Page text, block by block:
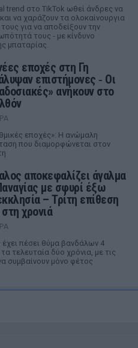
trend στο TikTok ωθεί άνδρες να
να χαράζουν τα ολοκαίνουργια
για να αποδείξουν την
τους - με κίνδυνο
μπαταρίας.
εποχές στη Γη
επιστήμονες ‑ Oι
ανήκουν στο
εποχές»: Η ανώμαλη
που διαμορφώνεται στον
αποκεφαλίζει άγαλμα
με σφυρί έξω
– Τρίτη επίθεση
χρονιά
έχει πέσει θύμα βανδάλων 4
τελευταία δύο χρόνια, με τις
συμβαίνουν μόνο φέτος